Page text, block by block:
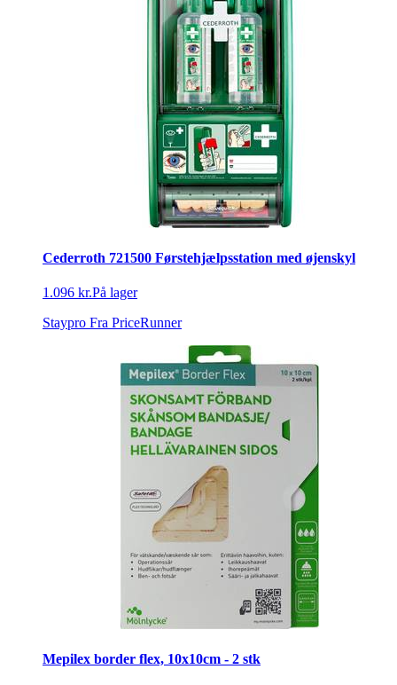
Cederroth 721500 Førstehjælpsstation med øjenskyl
1.096 kr.På lager
Staypro Fra PriceRunner
Mepilex border flex, 10x10cm - 2 stk